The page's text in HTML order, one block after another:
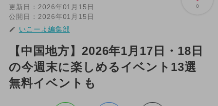
0
更新日： 2026年01月15日
公開日： 2026年01月15日
いこーよ編集部
【中国地方】2026年1月17日・18日
の今週末に楽しめるイベント13選
無料イベントも